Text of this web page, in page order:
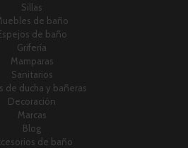
Sillas
de baño
de baño
Grifería
Mamparas
Sanitarios
de ducha y bañeras
Decoración
Marcas
Blog
de baño